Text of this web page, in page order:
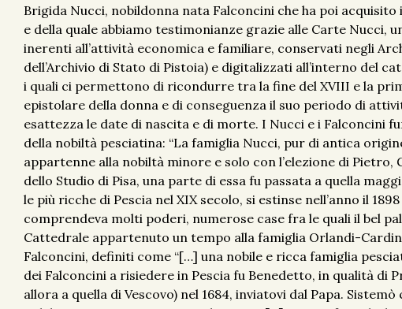
Brigida Nucci, nobildonna nata Falconcini che ha poi
e della quale abbiamo testimonianze grazie alle Carte Nucci,
inerenti all’attività economica e familiare, conservati negli
dell’Archivio di Stato di Pistoia) e digitalizzati all’interno del
i quali ci permettono di ricondurre tra la fine del XVIII e la
epistolare della donna e di conseguenza il suo periodo di
esattezza le date di nascita e di morte. I Nucci e i Falconcini
della nobiltà pesciatina: “La famiglia Nucci, pur di antica
appartenne alla nobiltà minore e solo con l’elezione di Pietro,
dello Studio di Pisa, una parte di essa fu passata a quella
le più ricche di Pescia nel XIX secolo, si estinse nell’anno il
comprendeva molti poderi, numerose case fra le quali il bel
Cattedrale appartenuto un tempo alla famiglia Orlandi-
Falconcini, definiti come “[…] una nobile e ricca famiglia
dei Falconcini a risiedere in Pescia fu Benedetto, in qualità di
allora a quella di Vescovo) nel 1684, inviatovi dal Papa.